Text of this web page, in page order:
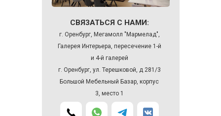
СВЯЗАТЬСЯ С НАМИ:
г. Оренбург, Мегамолл "Мармелад",
Галерея Интерьера, пересечение 1-й
и 4-й галерей
г. Оренбург, ул. Терешковой, д 281/3
Большой Мебельный Базар, корпус
3, место 1